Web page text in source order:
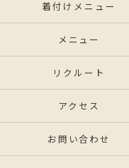
着付けメニュー
メニュー
リクルート
アクセス
お問い合わせ